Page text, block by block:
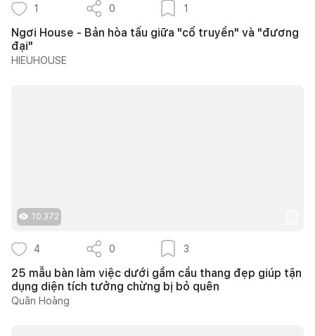
1 0 1
Ngơi House - Bản hòa tấu giữa "cổ truyền" và "đương
đại"
HIEUHOUSE
10.372
4 0 3
25 mẫu bàn làm việc dưới gầm cầu thang đẹp giúp tận
dụng diện tích tưởng chừng bị bỏ quên
Quân Hoàng